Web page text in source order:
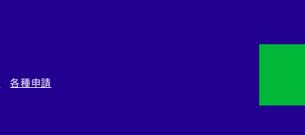
各種申請